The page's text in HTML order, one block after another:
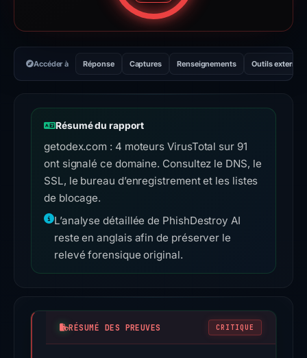
Accéder à Réponse Captures Renseignements Outils externes
Résumé du rapport
getodex.com : 4 moteurs VirusTotal sur 91
ont signalé ce domaine. Consultez le DNS, le
SSL, le bureau d’enregistrement et les listes
de blocage.
L’analyse détaillée de PhishDestroy AI
reste en anglais afin de préserver le
relevé forensique original.
RÉSUMÉ DES PREUVES CRITIQUE